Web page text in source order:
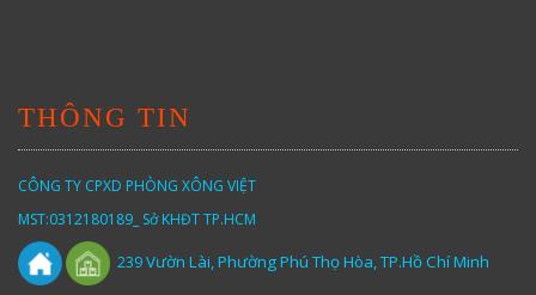
THÔNG TIN
CÔNG TY CPXD PHÒNG XÔNG VIỆT
MST:0312180189_ Sở KHĐT TP.HCM
239Vườn Lài,Phường Phú Thọ Hòa, TP.Hồ Chí Minh